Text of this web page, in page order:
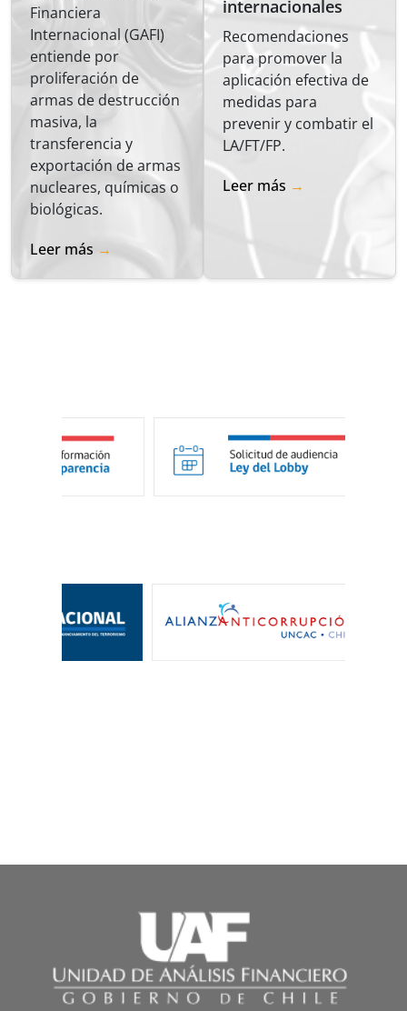
Financiera
Internacional (GAFI)
entiende por
proliferación de
armas de destrucción
masiva, la
transferencia y
exportación de armas
nucleares, químicas o
biológicas.
Leer más
internacionales
Recomendaciones
para promover la
aplicación efectiva de
medidas para
prevenir y combatir el
LA/FT/FP.
Leer más